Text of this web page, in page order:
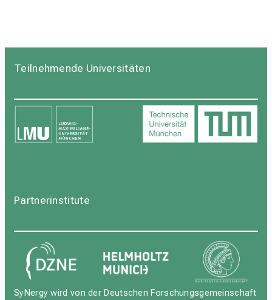
Teilnehmende Universitäten
Partnerinstitute
SyNergy wird von der Deutschen Forschungsgemeinschaft